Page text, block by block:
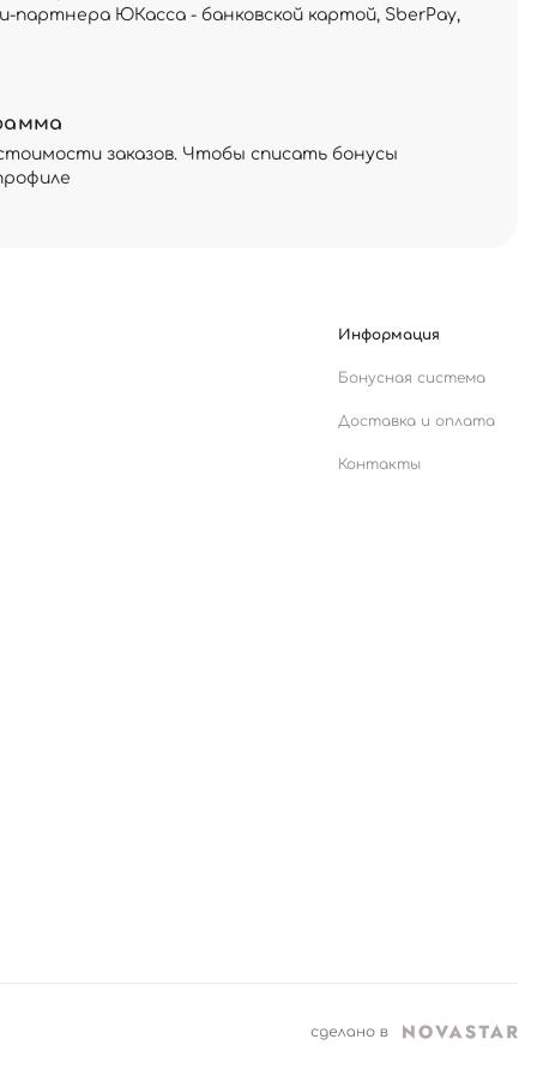
партнера ЮКасса - банковской картой, SberPay,
заказов. Чтобы списать бонусы
Информация
Бонусная система
Доставка и оплата
Контакты